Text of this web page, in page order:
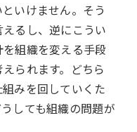
いけません。そう
るし、逆にこうい
組織を変える手段
られます。どちら
みを回していくた
しても組織の問題が